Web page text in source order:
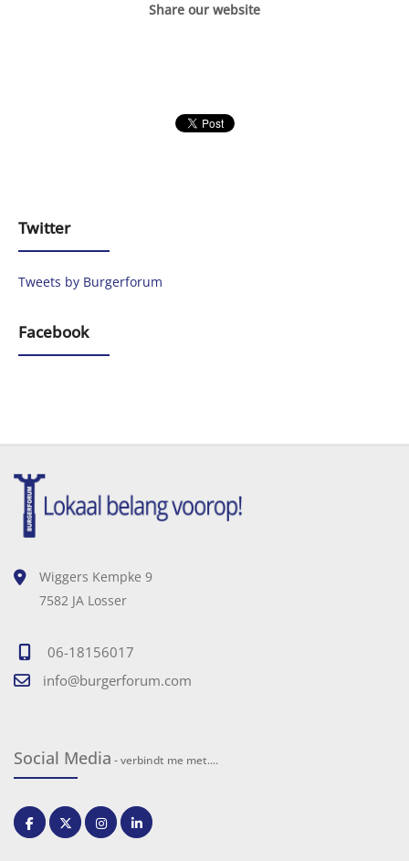
Share our website
Twitter
Tweets by Burgerforum
Facebook
Wiggers Kempke 9
7582 JA Losser
06-18156017
info@burgerforum.com
Social Media - verbindt me met....